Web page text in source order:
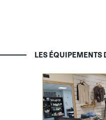
LES ÉQUIPEMENTS